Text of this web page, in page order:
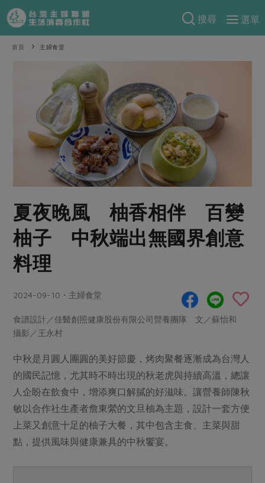
搜尋
選單
產品分類
當令水果
芽苗類 蕈菇類
辛香料類
奶蛋豆・五穀
蛋 乳製品
豆製品 米麵雜糧
肉品・水產
畜產肉類
調理食材・點心
保健食品
居家好物
美妝保養 個人清潔
家庭清潔 織品
麵食
海鮮
常備菜
蔬食
蛋料理
料理方式
醬料
湯品．鍋物
漬物
涼拌沙拉
飲品
特別企畫
預購活動
把最好的台灣味帶回家！
防災用品預購圓滿結束
更多預購活動
當季產品
合作25-經典快閃最後一週
合作25-精選產品第四彈
主婦聯盟X樂齡網特約優惠案
30%rPET紅烏龍茶
2024農業發展計畫年度報告
綠主張
主婦食堂 一籃菜真心話
社內大小事 合作聯合國
產品故事 生活提案
樂齡生活 親子食育
廚房瑜伽
減硝酸鹽 惜食
廢核運動 能源議題
減添加物 減塑減廢
公益金 食農教育
生活者e週報
關於合作社
關於我們
合作社組織
員工與求才
產品檢驗
自主把關
硝酸鹽檢驗
社員權益
合作社法規
社務專區
選舉專區
首頁 主婦食堂
夏夜晚風 柚香相伴 百變
柚子 中秋端出無國界創意
料理
2024-09-10・主婦食堂
食譜設計／佳醫創照健康股份有限公司營養團隊 文／蘇怡和
攝影／王永村
中秋是月圓人團圓的美好節慶，烤肉聚餐逐漸成為台灣人
的國民記憶，尤其時不時出現的秋老虎與持續高溫，總讓
人企盼在飲食中，增添爽口解膩的好滋味。讓營養師陳秋
敏以合作社生產者詹東縈的文旦柚為主題，設計一套方便
上菜又創意十足的柚子大餐，其中包含主食、主菜與甜
點，提供風味與健康兼具的中秋饗宴。